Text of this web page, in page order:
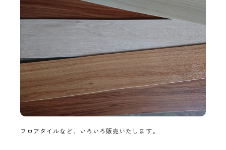
フロアタイルなど、いろいろ販売いたします。